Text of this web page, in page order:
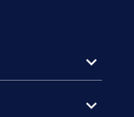
expand_more
expand_more